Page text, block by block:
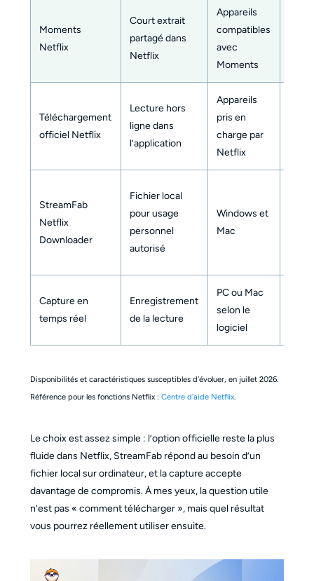
Moments
Netflix
Court extrait
partagé dans
Netflix
Appareils
compatibles
avec
Moments
Téléchargement
officiel Netflix
Lecture hors
ligne dans
l’application
Appareils
pris en
charge par
Netflix
StreamFab
Netflix
Downloader
Fichier local
pour usage
personnel
autorisé
Windows et
Mac
Capture en
temps réel
Enregistrement
de la lecture
PC ou Mac
selon le
logiciel
Disponibilités et caractéristiques susceptibles d’évoluer, en juillet 2026.
Référence pour les fonctions Netflix : Centre d’aide Netflix.
Le choix est assez simple : l’option officielle reste la plus
fluide dans Netflix, StreamFab répond au besoin d’un
fichier local sur ordinateur, et la capture accepte
davantage de compromis. À mes yeux, la question utile
n’est pas « comment télécharger », mais quel résultat
vous pourrez réellement utiliser ensuite.